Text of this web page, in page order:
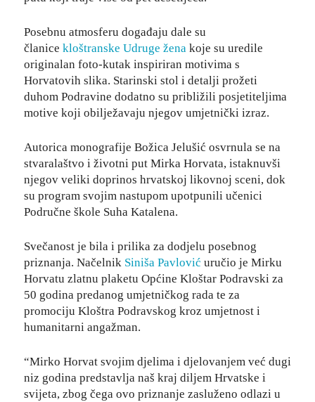
Posebnu atmosferu događaju dale su
članice kloštranske Udruge žena koje su uredile
originalan foto-kutak inspiriran motivima s
Horvatovih slika. Starinski stol i detalji prožeti
duhom Podravine dodatno su približili posjetiteljima
motive koji obilježavaju njegov umjetnički izraz.
Autorica monografije Božica Jelušić osvrnula se na
stvaralaštvo i životni put Mirka Horvata, istaknuvši
njegov veliki doprinos hrvatskoj likovnoj sceni, dok
su program svojim nastupom upotpunili učenici
Područne škole Suha Katalena.
Svečanost je bila i prilika za dodjelu posebnog
priznanja. Načelnik Siniša Pavlović uručio je Mirku
Horvatu zlatnu plaketu Općine Kloštar Podravski za
50 godina predanog umjetničkog rada te za
promociju Kloštra Podravskog kroz umjetnost i
humanitarni angažman.
“Mirko Horvat svojim djelima i djelovanjem već dugi
niz godina predstavlja naš kraj diljem Hrvatske i
svijeta, zbog čega ovo priznanje zasluženo odlazi u